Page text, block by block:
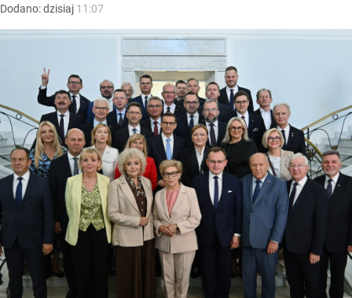
Dodano:dzisiaj 11:07